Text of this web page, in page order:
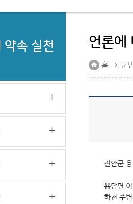
약속 실천 언론에
홈 군
진안군
용담면
하천 주